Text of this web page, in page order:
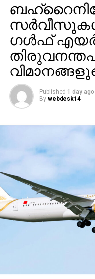
സർവീസുകൾ
ഗൾഫ്
Published 1 day ago
By webdesk14